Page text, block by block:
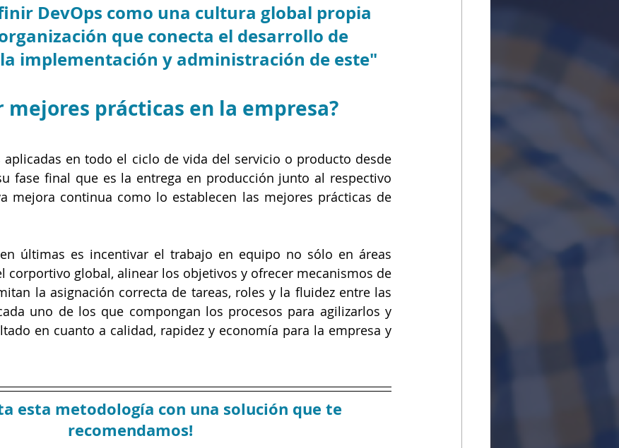
DevOps como una cultura global propia
que conecta el desarrollo de
implementación y administración de este"
mejores prácticas en la empresa?
aplicadas en todo el ciclo de vida del servicio o producto desde
fase final que es la entrega en producción junto al respectivo
mejora continua como lo establecen las mejores prácticas de
últimas es incentivar el trabajo en equipo no sólo en áreas
corportivo global, alinear los objetivos y ofrecer mecanismos de
la asignación correcta de tareas, roles y la fluidez entre las
uno de los que compongan los procesos para agilizarlos y
en cuanto a calidad, rapidez y economía para la empresa y
esta metodología con una solución que te
recomendamos!